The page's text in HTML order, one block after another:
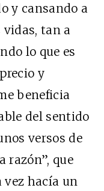
y cansando a
vidas, tan a
lo que es
y
beneficia
del sentido
versos de
razón”, que
hacía un